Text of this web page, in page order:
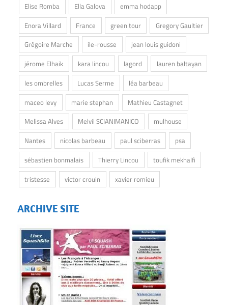
Elise Romba
Ella Galova
emma hodapp
Enora Villard
France green tour
Gregory Gaultier
Grégoire Marche
ile-rousse
jean louis guidoni
jérome Elhaik
kara lincou lagord
lauren baltayan
les ombrelles
Lucas Serme
léa barbeau
maceo levy
marie stephan
Mathieu Castagnet
Melissa Alves
Melvil SCIANIMANICO
mulhouse
Nantes
nicolas barbeau paul sciberras
psa
sébastien bonmalais
Thierry Lincou
toufik mekhalfi
tristesse
victor crouin xavier romieu
ARCHIVE SITE